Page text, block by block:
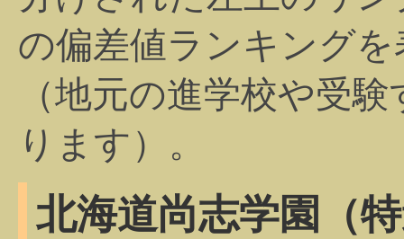
の偏差値ランキング
（地元の進学校や受
ります）。
北海道尚志学園（